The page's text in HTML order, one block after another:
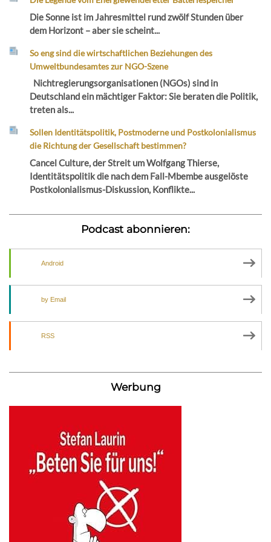
Die Sonne ist im Jahresmittel rund zwölf Stunden über
dem Horizont – aber sie scheint...
So eng sind die wirtschaftlichen Beziehungen des
Umweltbundesamtes zur NGO-Szene
Nichtregierungsorganisationen (NGOs) sind in
Deutschland ein mächtiger Faktor: Sie beraten die Politik,
treten als...
Sollen Identitätspolitik, Postmoderne und Postkolonialismus
die Richtung der Gesellschaft bestimmen?
Cancel Culture, der Streit um Wolfgang Thierse,
Identitätspolitik die nach dem Fall-Mbembe ausgelöste
Postkolonialismus-Diskussion, Konflikte...
Podcast abonnieren:
Android
by Email
RSS
Werbung